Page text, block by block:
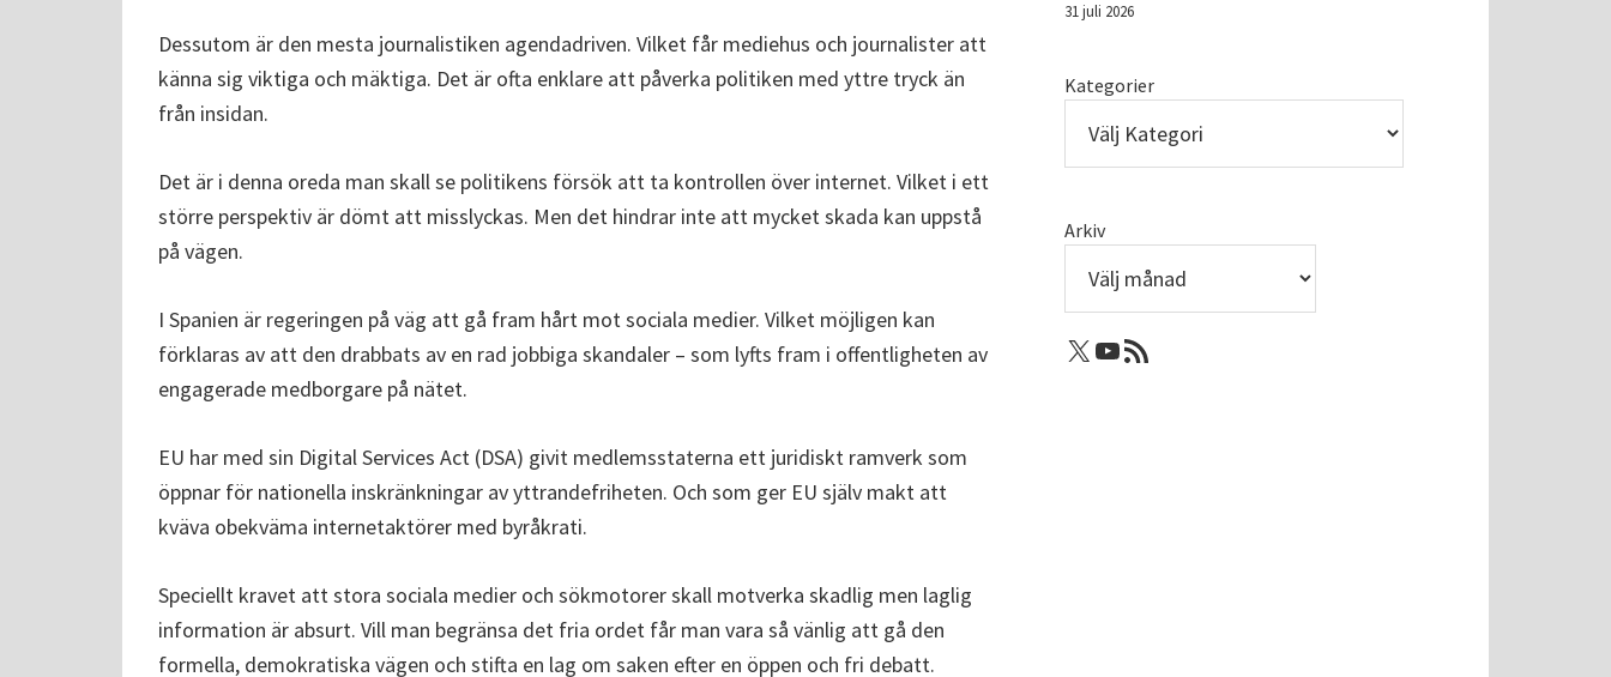
Dessutom är den mesta journalistiken agendadriven. Vilket får mediehus och journalister att
känna sig viktiga och mäktiga. Det är ofta enklare att påverka politiken med yttre tryck än
från insidan.
Det är i denna oreda man skall se politikens försök att ta kontrollen över internet. Vilket i ett
större perspektiv är dömt att misslyckas. Men det hindrar inte att mycket skada kan uppstå
på vägen.
I Spanien är regeringen på väg att gå fram hårt mot sociala medier. Vilket möjligen kan
förklaras av att den drabbats av en rad jobbiga skandaler – som lyfts fram i offentligheten av
engagerade medborgare på nätet.
EU har med sin Digital Services Act (DSA) givit medlemsstaterna ett juridiskt ramverk som
öppnar för nationella inskränkningar av yttrandefriheten. Och som ger EU själv makt att
kväva obekväma internetaktörer med byråkrati.
Speciellt kravet att stora sociala medier och sökmotorer skall motverka skadlig men laglig
information är absurt. Vill man begränsa det fria ordet får man vara så vänlig att gå den
formella, demokratiska vägen och stifta en lag om saken efter en öppen och fri debatt.
31 juli 2026
Kategorier
Arkiv
X: Femtejuli
Youtube
RSS-flöde